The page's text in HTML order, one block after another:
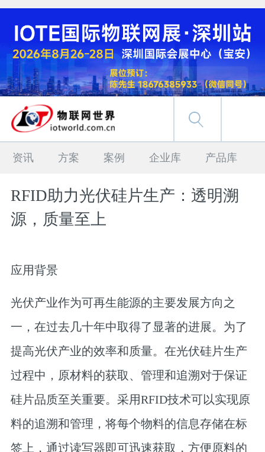
资讯 方案 案例 企业库 产品库
RFID助力光伏硅片生产：透明溯
源，质量至上
应用背景
光伏产业作为可再生能源的主要发展方向之
一，在过去几十年中取得了显著的进展。为了
提高光伏产业的效率和质量。在光伏硅片生产
过程中，原材料的获取、管理和追溯对于保证
硅片品质至关重要。采用RFID技术可以实现原
料的追溯和管理，将每个物料的信息存储在标
签上，通过读写器即可迅速获取，方便原料的